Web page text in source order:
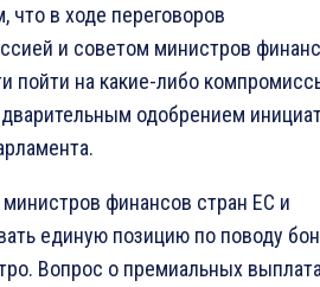
в ходе переговоров
и советом министров
пойти на какие-либо
одобрением
финансов стран ЕС и
единую позицию по поводу
Вопрос о премиальных